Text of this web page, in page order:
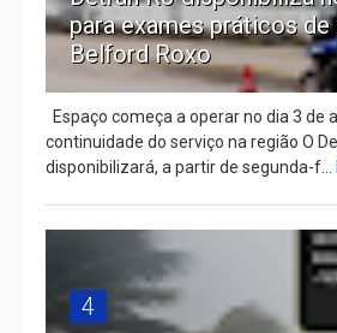
para exames práticos
Belford Roxo
Espaço começa a operar no dia 3 de
continuidade do serviço na região O
disponibilizará, a partir de segunda-f...
4